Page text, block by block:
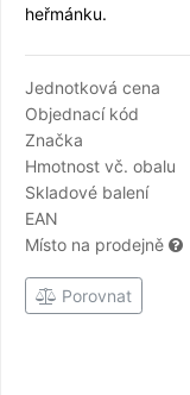
heřmánku.
Jednotková cena
Objednací kód
Značka
Hmotnost vč. obalu
Skladové balení
EAN
Místo na prodejně
Porovnat